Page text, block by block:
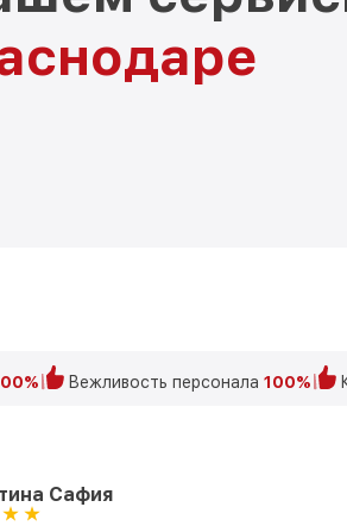
Вежливость персонала 100%
Сафия